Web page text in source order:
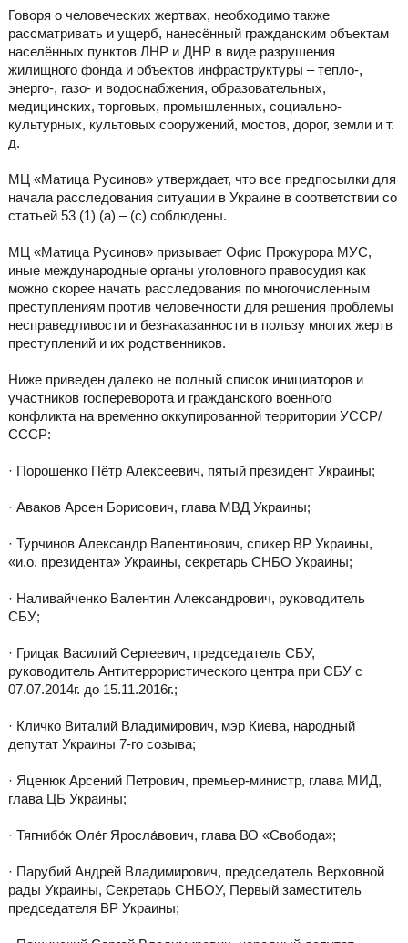
Говоря о человеческих жертвах, необходимо также
рассматривать и ущерб, нанесённый гражданским объектам
населённых пунктов ЛНР и ДНР в виде разрушения
жилищного фонда и объектов инфраструктуры – тепло-,
энерго-, газо- и водоснабжения, образовательных,
медицинских, торговых, промышленных, социально-
культурных, культовых сооружений, мостов, дорог, земли и т.
д.
МЦ «Матица Русинов» утверждает, что все предпосылки для
начала расследования ситуации в Украине в соответствии со
статьей 53 (1) (a) – (c) соблюдены.
МЦ «Матица Русинов» призывает Офис Прокурора МУС,
иные международные органы уголовного правосудия как
можно скорее начать расследования по многочисленным
преступлениям против человечности для решения проблемы
несправедливости и безнаказанности в пользу многих жертв
преступлений и их родственников.
Ниже приведен далеко не полный список инициаторов и
участников госпереворота и гражданского военного
конфликта на временно оккупированной территории УССР/
СССР:
· Порошенко Пётр Алексеевич, пятый президент Украины;
· Аваков Арсен Борисович, глава МВД Украины;
· Турчинов Александр Валентинович, спикер ВР Украины,
«и.о. президента» Украины, секретарь СНБО Украины;
· Наливайченко Валентин Александрович, руководитель
СБУ;
· Грицак Василий Сергеевич, председатель СБУ,
руководитель Антитеррористического центра при СБУ с
07.07.2014г. до 15.11.2016г.;
· Кличко Виталий Владимирович, мэр Киева, народный
депутат Украины 7-го созыва;
· Яценюк Арсений Петрович, премьер-министр, глава МИД,
глава ЦБ Украины;
· Тягнибо́к Оле́г Яросла́вович, глава ВО «Свобода»;
· Парубий Андрей Владимирович, председатель Верховной
рады Украины, Секретарь СНБОУ, Первый заместитель
председателя ВР Украины;